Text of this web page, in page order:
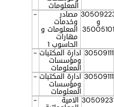
المعلومات
و
35005101
مصادر
وخدمات
المعلومات و
مهارات
الحاسوب 1
-
30509111 ادارة المكتبات
ومؤسسات
المعلومات
-
30509111 ادارة المكتبات
ومؤسسات
المعلومات
-
الامية -